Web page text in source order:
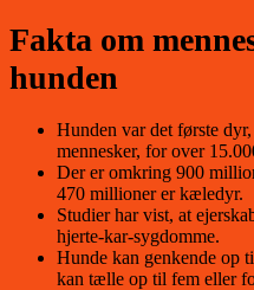
Fakta om
hunden
Hunden var det første
mennesker, for over
Der er omkring 900
470 millioner er kæledyr.
Studier har vist, at
hjerte-kar-sygdomme.
Hunde kan genkende op
kan tælle op til fem eller